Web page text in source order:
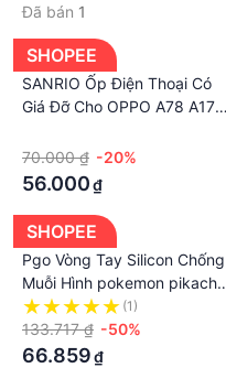
Đã bán 1
SHOPEE
SANRIO Ốp Điện Thoại Có
Giá Đỡ Cho OPPO A78 A17K
A15 A52 A31 A92 A53 A73
F11 F9 Reno 8T 7 6Z
70.000 ₫ -20%
56.000₫
SHOPEE
Pgo Vòng Tay Silicon Chống
Muỗi Hình pokemon pikachu
Rồng Lửa Nhỏ Cho Học Sinh
(1)
133.717 ₫ -50%
66.859₫